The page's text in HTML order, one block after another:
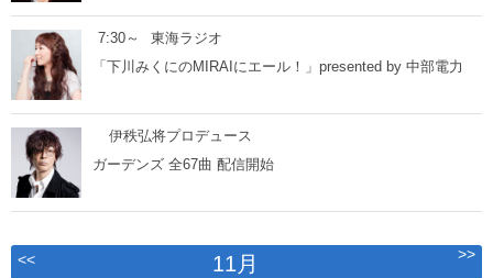
7:30～
東海ラジオ
「下川みくにのMIRAIにエール！」presented by 中部電力
伊秩弘将プロデュース
ガーデンズ 全67曲 配信開始
<< 11月 >>